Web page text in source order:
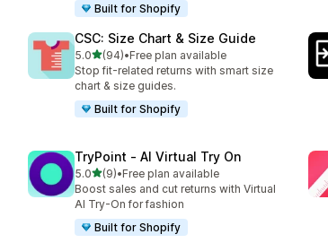
Built for Shopify
CSC: Size Chart & Size Guide
5.05つ星中
(94)
合計レビュー数：94件
•Free plan available
Stop fit-related returns with smart size
chart & size guides.
Built for Shopify
TryPoint ‑ AI Virtual Try On
5.05つ星中
(9)
合計レビュー数：9件
•Free plan available
Boost sales and cut returns with Virtual
AI Try-On for fashion
Built for Shopify